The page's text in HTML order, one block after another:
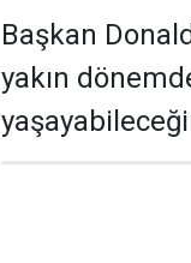
Başkan
yakın